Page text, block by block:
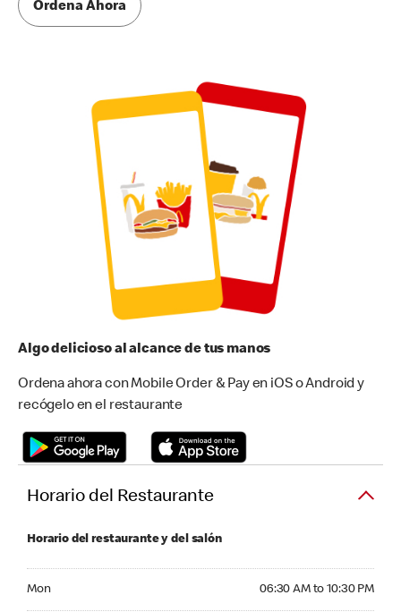
Ordena Ahora
Algo delicioso al alcance de tus manos
Ordena ahora con Mobile Order & Pay en iOS o Android y
recógelo en el restaurante
Horario del Restaurante
Horario del restaurante y del salón
Mon 06:30 AM to 10:30 PM